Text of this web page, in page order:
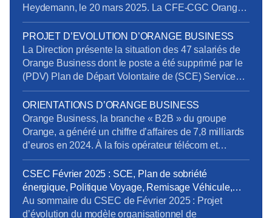
Heydemann, le 20 mars 2025. La CFE-CGC Orange
l’a interpellée sur plusieurs sujets issus de l’enquête
de la Commission Nationale de Prévention et de
Sécurité (CNPS) : La situation de RPS et un suicide
reconnu en accident du travail La dégradation […]
PROJET D’EVOLUTION D’ORANGE BUSINESS
La Direction présente la situation des 47 salariés de
Orange Business dont le poste a été supprimé par le
(PDV) Plan de Départ Volontaire de (SCE) Services
de Communication Entreprise) sans qu’ils aient été
volontaires. Rappelons en effet que la Direction s’était
engagée à retrouver des postes pour tous les salariés
impactés. Au 20 mars […]
ORIENTATIONS D’ORANGE BUSINESS
Orange Business, la branche « B2B » du groupe
Orange, a généré un chiffre d’affaires de 7,8 milliards
d’euros en 2024. À la fois opérateur télécom et
intégrateur numérique, elle sert une clientèle
mondiale via trois canaux : Entreprises France,
Grands Clients France et International. Ses services
se répartissent en trois segments : Télécom, Digital et
Intégration. […]
CSEC Février 2025 : SCE, Plan de sobriété
énergique, Politique Voyage, Remisage Véhicule,
Addictions
Au sommaire du CSEC de Février 2025 : Projet
d’évolution du modèle organisationnel de